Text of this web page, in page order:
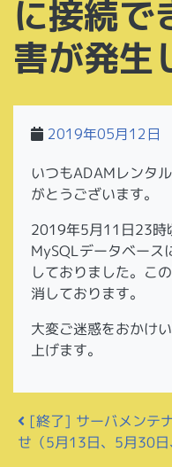
に接続で
害が発生
2019年05月12日
いつもADAMレンタ
がとうございます。
2019年5月11日23時
MySQLデータベース
しておりました。こ
消しております。
大変ご迷惑をおかけ
上げます。
投稿ナビ
[終了] サーバメンテ
せ（5月13日、5月30日